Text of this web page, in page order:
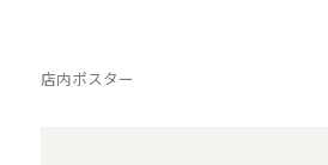
店内ポスター